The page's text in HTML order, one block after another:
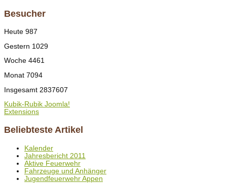
Besucher
Heute 987
Gestern 1029
Woche 4461
Monat 7094
Insgesamt 2837607
Kubik-Rubik Joomla!
Extensions
Beliebteste Artikel
Kalender
Jahresbericht 2011
Aktive Feuerwehr
Fahrzeuge und Anhänger
Jugendfeuerwehr Appen